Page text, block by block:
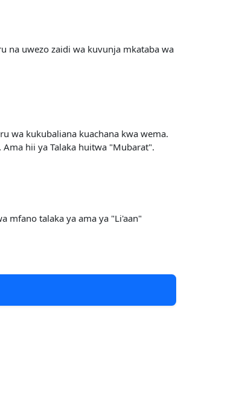
na uwezo zaidi wa kuvunja mkataba wa
wa kukubaliana kuachana kwa wema.
hii ya Talaka huitwa "Mubarat".
mfano talaka ya ama ya "Li'aan"